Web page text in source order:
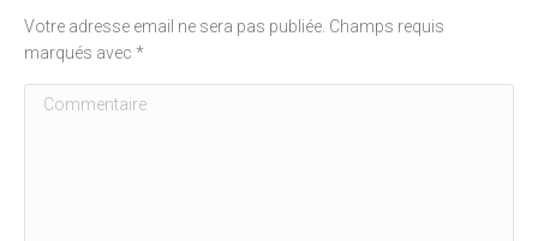
Votre adresse email ne sera pas publiée. Champs requis
marqués avec *
Commentaire